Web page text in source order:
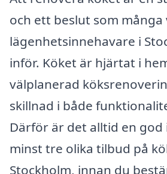
och ett beslut som många
lägenhetsinnehavare i
inför. Köket är hjärtat i
välplanerad
skillnad i både
Därför är det alltid en
minst tre olika tilbud på
Stockholm, innan du